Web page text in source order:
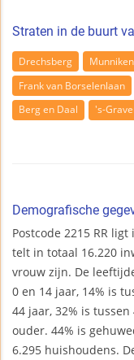
Straten in de buurt
Drechsberg
Frank van Borselenlaan
Berg en Daal
's-
Demografische
Postcode 2215 RR
telt in totaal 16.220
vrouw zijn. De
0 en 14 jaar, 14% is
44 jaar, 32% is
ouder. 44% is
6.295 huishoudens.